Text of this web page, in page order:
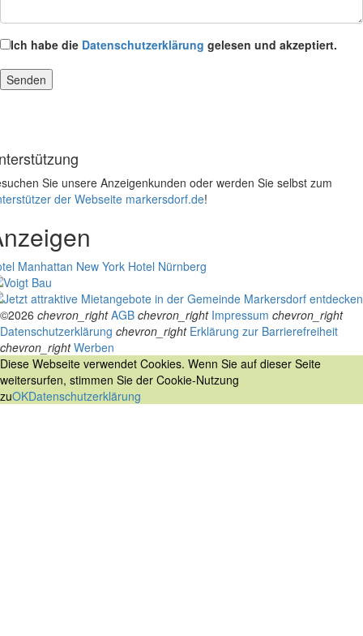
Ich habe die Datenschutzerklärung gelesen und akzeptiert.
Sie unsere Anzeigenkunden oder werden Sie selbst zum
der Webseite markersdorf.de!
Manhattan New York Hotel Nürnberg
©2026 chevron_right AGB chevron_right Impressum chevron_right
Datenschutzerklärung chevron_right Erklärung zur Barrierefreiheit
chevron_right Werben
Diese Webseite verwendet Cookies. Wenn Sie auf dieser Seite
weitersurfen, stimmen Sie der Cookie-Nutzung
zuOKDatenschutzerklärung